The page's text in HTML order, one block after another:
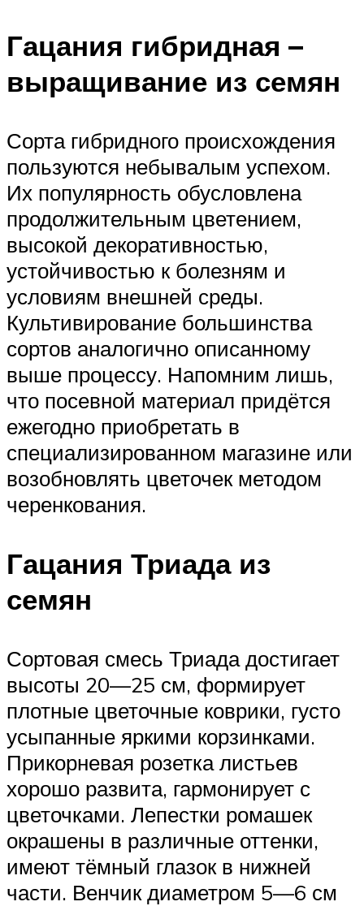
Гацания гибридная –
выращивание из семян
Сорта гибридного происхождения
пользуются небывалым успехом.
Их популярность обусловлена
продолжительным цветением,
высокой декоративностью,
устойчивостью к болезням и
условиям внешней среды.
Культивирование большинства
сортов аналогично описанному
выше процессу. Напомним лишь,
что посевной материал придётся
ежегодно приобретать в
специализированном магазине или
возобновлять цветочек методом
черенкования.
Гацания Триада из
семян
Сортовая смесь Триада достигает
высоты 20—25 см, формирует
плотные цветочные коврики, густо
усыпанные яркими корзинками.
Прикорневая розетка листьев
хорошо развита, гармонирует с
цветочками. Лепестки ромашек
окрашены в различные оттенки,
имеют тёмный глазок в нижней
части. Венчик диаметром 5—6 см